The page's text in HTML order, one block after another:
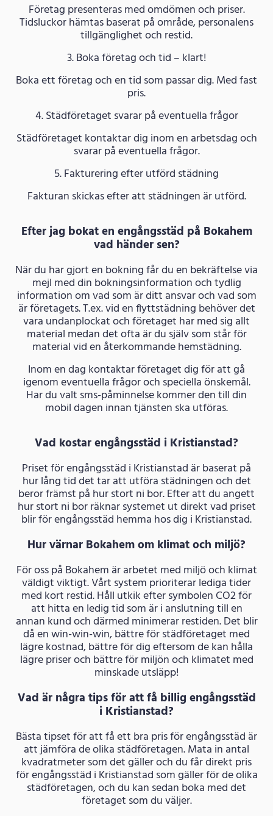
Företag presenteras med omdömen och priser.
Tidsluckor hämtas baserat på område, personalens
tillgänglighet och restid.
3. Boka företag och tid – klart!
Boka ett företag och en tid som passar dig. Med fast
pris.
4. Städföretaget svarar på eventuella frågor
Städföretaget kontaktar dig inom en arbetsdag och
svarar på eventuella frågor.
5. Fakturering efter utförd städning
Fakturan skickas efter att städningen är utförd.
Efter jag bokat en engångsstäd på Bokahem
vad händer sen?
När du har gjort en bokning får du en bekräftelse via
mejl med din bokningsinformation och tydlig
information om vad som är ditt ansvar och vad som
är företagets. T.ex. vid en flyttstädning behöver det
vara undanplockat och företaget har med sig allt
material medan det ofta är du själv som står för
material vid en återkommande hemstädning.
Inom en dag kontaktar företaget dig för att gå
igenom eventuella frågor och speciella önskemål.
Har du valt sms-påminnelse kommer den till din
mobil dagen innan tjänsten ska utföras.
Vad kostar engångsstäd i Kristianstad?
Priset för engångsstäd i Kristianstad är baserat på
hur lång tid det tar att utföra städningen och det
beror främst på hur stort ni bor. Efter att du angett
hur stort ni bor räknar systemet ut direkt vad priset
blir för engångsstäd hemma hos dig i Kristianstad.
Hur värnar Bokahem om klimat och miljö?
För oss på Bokahem är arbetet med miljö och klimat
väldigt viktigt. Vårt system prioriterar lediga tider
med kort restid. Håll utkik efter symbolen CO2 för
att hitta en ledig tid som är i anslutning till en
annan kund och därmed minimerar restiden. Det blir
då en win-win-win, bättre för städföretaget med
lägre kostnad, bättre för dig eftersom de kan hålla
lägre priser och bättre för miljön och klimatet med
minskade utsläpp!
Vad är några tips för att få billig engångsstäd
i Kristianstad?
Bästa tipset för att få ett bra pris för engångsstäd är
att jämföra de olika städföretagen. Mata in antal
kvadratmeter som det gäller och du får direkt pris
för engångsstäd i Kristianstad som gäller för de olika
städföretagen, och du kan sedan boka med det
företaget som du väljer.